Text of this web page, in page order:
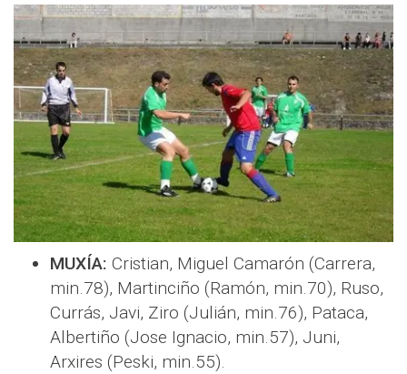
MUXÍA: Cristian, Miguel Camarón (Carrera,
min.78), Martinciño (Ramón, min.70), Ruso,
Currás, Javi, Ziro (Julián, min.76), Pataca,
Albertiño (Jose Ignacio, min.57), Juni,
Arxires (Peski, min.55).